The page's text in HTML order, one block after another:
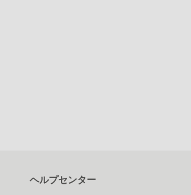
ヘルプセンター